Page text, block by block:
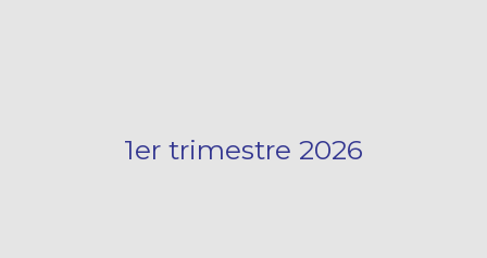
1er trimestre 2026